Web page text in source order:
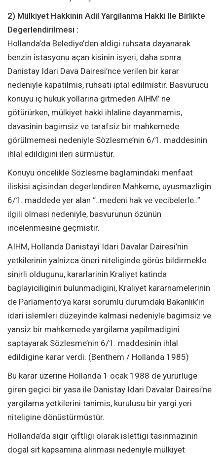
2) Mülkiyet Hakkinin Adil Yargilanma Hakki Ile Birlikte
Degerlendirilmesi :
Hollanda’da Belediye’den aldigi ruhsata dayanarak
benzin istasyonu açan kisinin isyeri, daha sonra
Danistay Idari Dava Dairesi’nce verilen bir karar
nedeniyle kapatilmis, ruhsati iptal edilmistir. Basvurucu
konuyu iç hukuk yollarina gitmeden AIHM’ ne
götürürken, mülkiyet hakki ihlaline dayanmamis,
davasinin bagimsiz ve tarafsiz bir mahkemede
görülmemesi nedeniyle Sözlesme’nin 6/1. maddesinin
ihlal edildigini ileri sürmüstür.
Konuyu öncelikle Sözlesme baglamindaki menfaat
iliskisi açisindan degerlendiren Mahkeme, uyusmazligin
6/1. maddede yer alan “..medeni hak ve vecibelerle..”
ilgili olmasi nedeniyle, basvurunun özünün
incelenmesine geçmistir.
AIHM, Hollanda Danistayi Idari Davalar Dairesi’nin
yetkilerinin yalnizca öneri niteliginde görüs bildirmekle
sinirli oldugunu, kararlarinin Kraliyet katinda
baglayiciliginin bulunmadigini, Kraliyet kararnamelerinin
de Parlamento’ya karsi sorumlu durumdaki Bakanlik’in
idari islemleri düzeyinde kalmasi nedeniyle bagimsiz ve
yansiz bir mahkemede yargilama yapilmadigini
saptayarak Sözlesme’nin 6/1. maddesinin ihlal
edildigine karar verdi. (Benthem / Hollanda 1985)
Bu karar üzerine Hollanda 1 ocak 1988 de yürürlüge
giren geçici bir yasa ile Danistay Idari Davalar Dairesi’ne
yargilama yetkilerini tanimis, kurulusu bir yargi yeri
niteligine dönüstürmüstür.
Hollanda’da sigir çiftligi olarak islettigi tasinmazinin
dogal sit kapsamina alinmasi nedeniyle mülkiyet